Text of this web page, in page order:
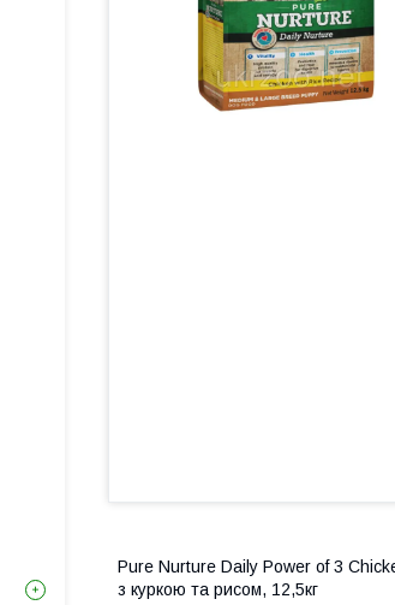
Pure Nurture Daily Power of 3
з куркою та рисом, 12,5кг